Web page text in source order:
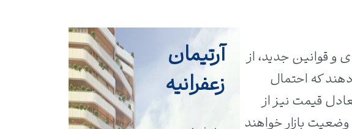
اقتصادی و قوانین جدید، از
که احتمال
قیمت نیز از
بازار خواهند
آرتیمان
زعفرانیه